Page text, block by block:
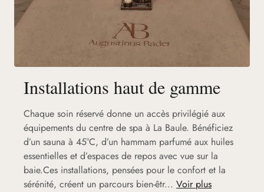
Installations haut de gamme
Chaque soin réservé donne un accès privilégié aux
équipements du centre de spa à La Baule. Bénéficiez
d’un sauna à 45°C, d’un hammam parfumé aux huiles
essentielles et d’espaces de repos avec vue sur la
baie.Ces installations, pensées pour le confort et la
sérénité, créent un parcours bien-êtr... Voir plus